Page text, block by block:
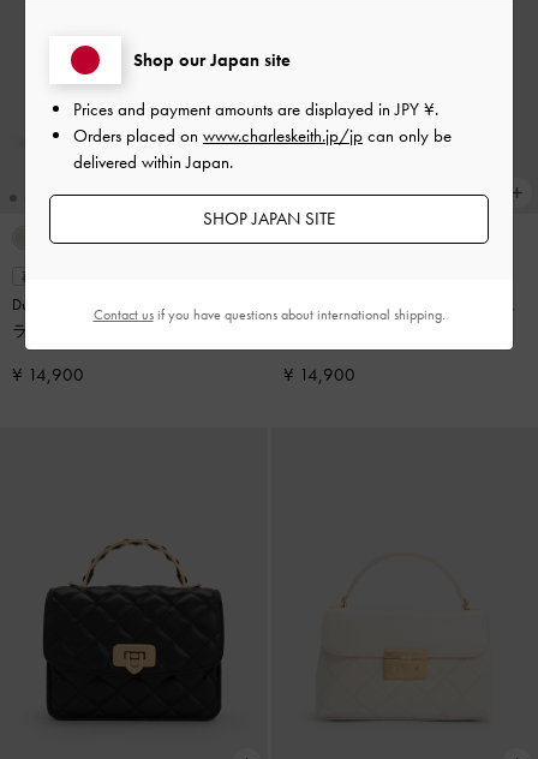
再入荷
Duo ドゥオ ツーウェイフロントフ
ラップバックパック
¥ 14,900
Cressida クレシダ キルトプッシュ
¥ 14,900
Shop our Japan site
Prices and payment amounts are displayed inJPY ¥.
Orders placed on www.charleskeith.jp/jp can only be
delivered within Japan.
SHOP JAPAN SITE
Contact usif you have questions about international shipping.